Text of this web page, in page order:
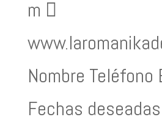
m 
Nombre Teléfono
Fechas